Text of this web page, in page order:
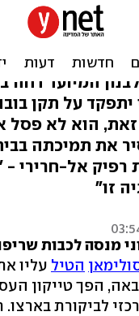
"איש
יתפקד על תקן
הוא לא פסל
את תמיכתה
רפיק אל-חרירי -
זו"
מנסה לכבות
הטיל עליו
הפך טייקון
לביקורת